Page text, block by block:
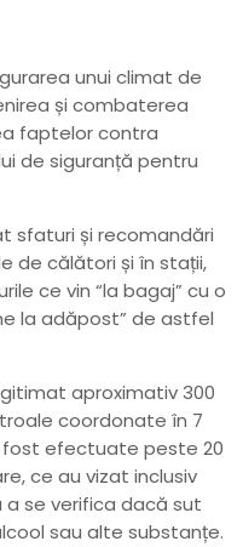
unui climat de
și combaterea
faptelor contra
de siguranță pentru
sfaturi și recomandări
de călători și în stații,
ce vin “la bagaj” cu o
la adăpost” de astfel
aproximativ 300
coordonate în 7
fost efectuate peste 20
ce au vizat inclusiv
se verifica dacă sut
sau alte substanțe.